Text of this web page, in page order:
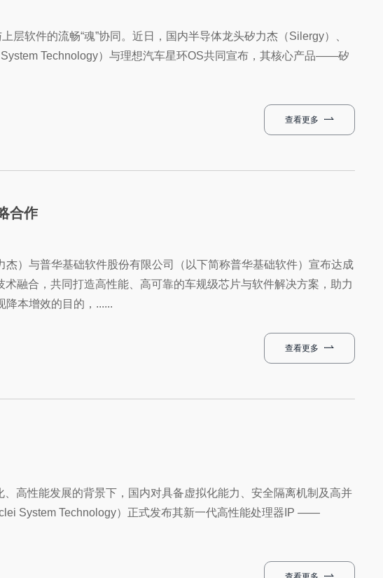
层软件的流畅“魂”协同。近日，国内半导体龙头矽力杰（Silergy）、
Technology）与理想汽车星环OS共同宣布，其核心产品——矽
查看更多
合作
）与普华基础软件股份有限公司（以下简称普华基础软件）宣布达成
融合，共同打造高性能、高可靠的车规级芯片与软件解决方案，助力
降本增效的目的，......
查看更多
高性能发展的背景下，国内对具备虚拟化能力、安全隔离机制及高并
System Technology）正式发布其新一代高性能处理器IP ——